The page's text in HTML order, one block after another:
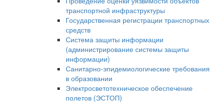
транспортной инфраструктуры
Государственная регистрации транспортных
средств
Система защиты информации
(администрирование системы защиты
информации)
Санитарно-эпидемиологические требования
в образовании
Электросветотехническое обеспечение
полетов (ЭСТОП)